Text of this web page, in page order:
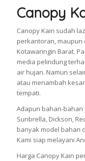
Canopy
Canopy Kain sudah
perkantoran, maupun
Kotawaringin Barat.
media pelindung
air hujan. Namun
atau menambah
tempati.
Adapun bahan-bahan
Sunbrella, Dickson,
banyak model bahan
Kami siap melayani
Harga Canopy Kain